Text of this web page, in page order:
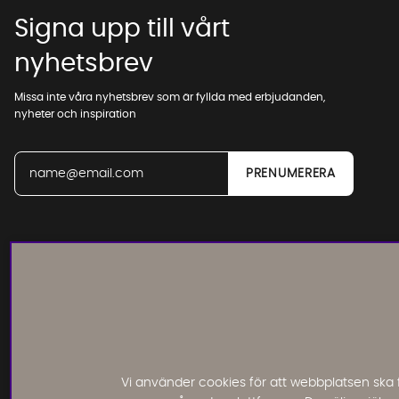
Vi använder cookies för att webbplatsen
Signa upp till vårt
nyhetsbrev
Missa inte våra nyhetsbrev som är fyllda med erbjudanden,
nyheter och inspiration